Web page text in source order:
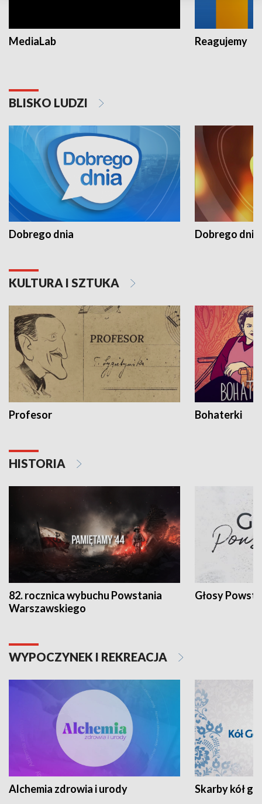
MediaLab Reagujemy
BLISKO LUDZI
Dobrego dnia Dobrego dnia
KULTURA I SZTUKA
Profesor Bohaterki
HISTORIA
82. rocznica wybuchu Powstania
Warszawskiego
Głosy
WYPOCZYNEK I REKREACJA
Alchemia zdrowia i urody Skarby kół